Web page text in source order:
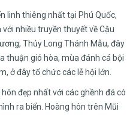
linh thiêng nhất tại Phú Quốc,
nhiều truyền thuyết về Cậu
Thủy Long Thánh Mẫu, đây
thuận gió hòa, mùa đánh cá bội
ở đây tổ chức các lễ hội lớn.
đẹp nhất với các ghềnh đá có
ra biển. Hoàng hôn trên Mũi